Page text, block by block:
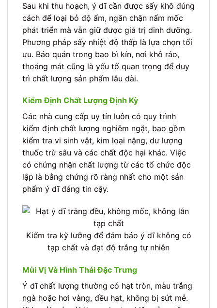
Sau khi thu hoạch, ý dĩ cần được sấy khô đúng
cách để loại bỏ độ ẩm, ngăn chặn nấm mốc
phát triển mà vẫn giữ được giá trị dinh dưỡng.
Phương pháp sấy nhiệt độ thấp là lựa chọn tối
ưu. Bảo quản trong bao bì kín, nơi khô ráo,
thoáng mát cũng là yếu tố quan trọng để duy
trì chất lượng sản phẩm lâu dài.
Kiểm Định Chất Lượng Định Kỳ
Các nhà cung cấp uy tín luôn có quy trình
kiểm định chất lượng nghiêm ngặt, bao gồm
kiểm tra vi sinh vật, kim loại nặng, dư lượng
thuốc trừ sâu và các chất độc hại khác. Việc
có chứng nhận chất lượng từ các tổ chức độc
lập là bằng chứng rõ ràng nhất cho một sản
phẩm ý dĩ đáng tin cậy.
Kiểm tra kỹ lưỡng để đảm bảo ý dĩ không có
tạp chất và đạt độ trắng tự nhiên
Mùi Vị Và Hình Thái Đặc Trưng
Ý dĩ chất lượng thường có hạt tròn, màu trắng
ngà hoặc hơi vàng, đều hạt, không bị sứt mẻ.